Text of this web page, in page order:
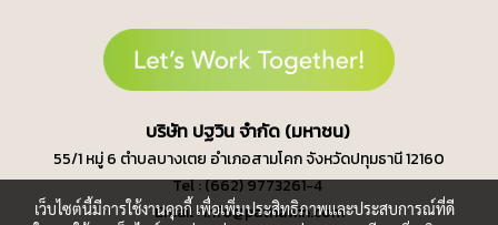
บริษัท ปฐวิน จำกัด (มหาชน)
55/1 หมู่ 6 ตำบลบางเตย อำเภอสามโคก จังหวัดปทุมธานี 12160
Tel : (662) 9773261-4
Email : info@pathawin.com
เว็บไซต์นี้มีการใช้งานคุกกี้ เพื่อเพิ่มประสิทธิภาพและประสบการณ์ที่ดี